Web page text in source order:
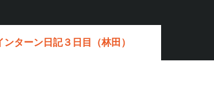
ンターン日記３日目（林田）